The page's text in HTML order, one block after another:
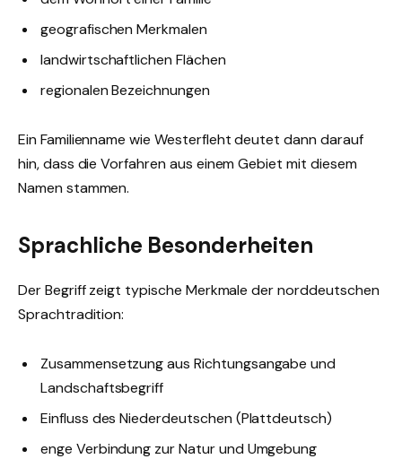
geografischen Merkmalen
landwirtschaftlichen Flächen
regionalen Bezeichnungen
Ein Familienname wie Westerfleht deutet dann darauf
hin, dass die Vorfahren aus einem Gebiet mit diesem
Namen stammen.
Sprachliche Besonderheiten
Der Begriff zeigt typische Merkmale der norddeutschen
Sprachtradition:
Zusammensetzung aus Richtungsangabe und
Landschaftsbegriff
Einfluss des Niederdeutschen (Plattdeutsch)
enge Verbindung zur Natur und Umgebung